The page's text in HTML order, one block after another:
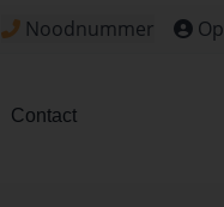
Noodnummer
Klik om het
Contact